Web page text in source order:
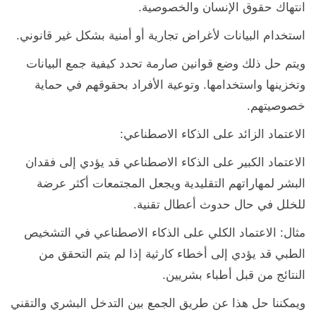
انتهاك حقوق الإنسان والخصوصية.
استخدام البيانات لأغراض تجارية أو أمنية بشكل غير قانوني.
ويتم حل ذلك وضع قوانين صارمة تحدد كيفية جمع البيانات
وتخزينها واستخدامها. وتوعية الأفراد بحقوقهم في حماية
خصوصيتهم.
الاعتماد الزائد على الذكاء الاصطناعي:
الاعتماد الكبير على الذكاء الاصطناعي قد يؤدي إلى فقدان
البشر لمهاراتهم التقليدية ويجعل المجتمعات أكثر عرضة
للخلل في حال حدوث أعطال تقنية.
مثال: الاعتماد الكلي على الذكاء الاصطناعي في التشخيص
الطبي قد يؤدي إلى أخطاء كارثية إذا لم يتم التحقق من
النتائج من قبل أطباء بشريين.
ويمكننا حل هذا عن طريق الجمع بين التدخل البشري والتقني